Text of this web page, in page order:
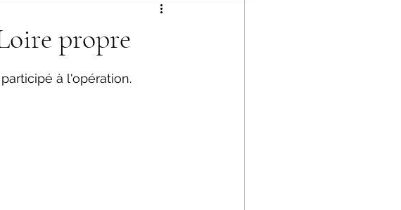
propre
à l'opération.